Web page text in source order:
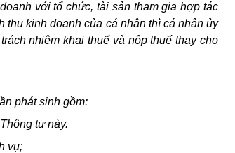
với tổ chức, tài sản tham gia hợp tác
kinh doanh của cá nhân thì cá nhân ủy
nhiệm khai thuế và nộp thuế thay cho
phát sinh gồm:
tư này.
vụ;